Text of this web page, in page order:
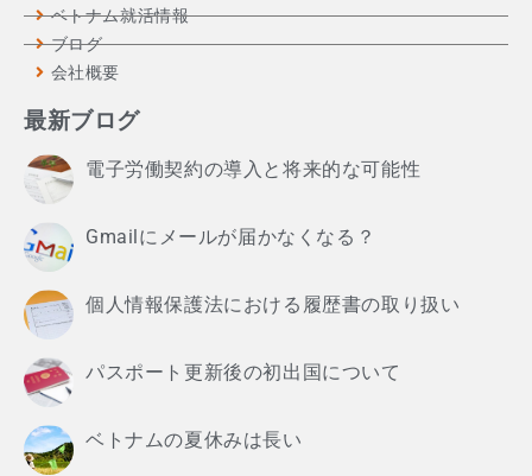
ベトナム就活情報
ブログ
会社概要
最新ブログ
電子労働契約の導入と将来的な可能性
Gmailにメールが届かなくなる？
個人情報保護法における履歴書の取り扱い
パスポート更新後の初出国について
ベトナムの夏休みは長い